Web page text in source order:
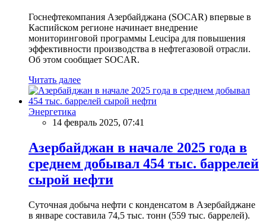
Госнефтекомпания Азербайджана (SOCAR) впервые в
Каспийском регионе начинает внедрение
мониторинговой программы Leucipa для повышения
эффективности производства в нефтегазовой отрасли.
Об этом сообщает SOCAR.
Читать далее
Энергетика
14 февраль 2025, 07:41
Азербайджан в начале 2025 года в
среднем добывал 454 тыс. баррелей
сырой нефти
Суточная добыча нефти с конденсатом в Азербайджане
в январе составила 74,5 тыс. тонн (559 тыс. баррелей).